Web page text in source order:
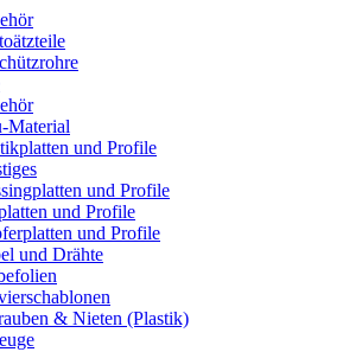
Material
und Profile
und Profile
und Profile
und Profile
und Drähte
& Nieten (Plastik)